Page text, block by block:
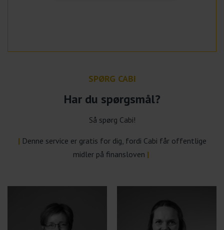
SPØRG CABI
Har du spørgsmål?
Så spørg Cabi!
| Denne service er gratis for dig, fordi Cabi får offentlige
midler på finansloven |